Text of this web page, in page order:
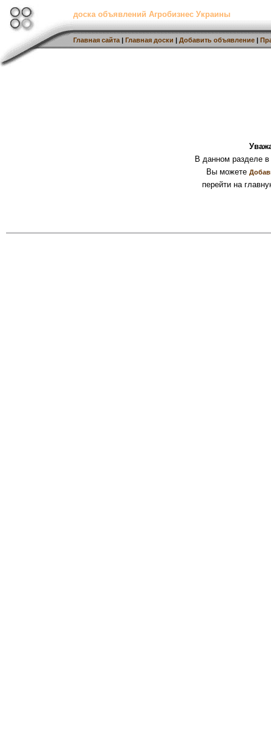
доска объявлений Агробизнес Украины
Главная сайта | Главная доски | Добавить объявление |
В данном разделе
Вы можете
перейти на